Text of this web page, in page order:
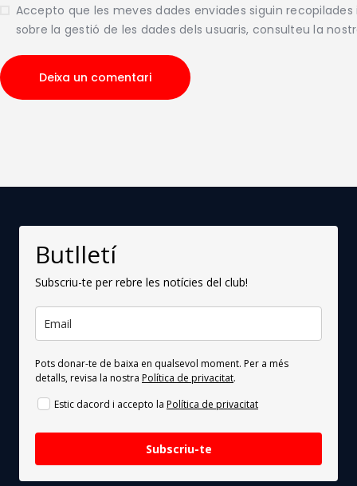
Accepto que les meves dades enviades siguin
sobre la gestió de les dades dels usuaris, consulteu la
Butlletí
Subscriu-te per rebre les notícies del club!
Pots donar-te de baixa en qualsevol moment. Per a més
detalls, revisa la nostra Política de privacitat.
Estic dacord i accepto la Política de privacitat
Subscriu-te